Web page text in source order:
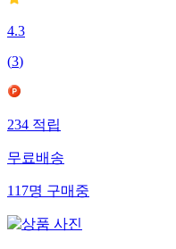
4.3
(3)
234적립
무료배송
117명구매중